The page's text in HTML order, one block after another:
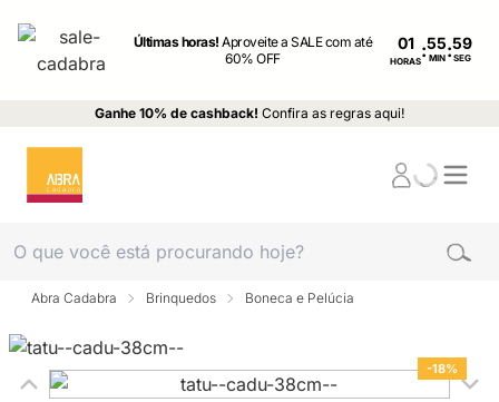
Últimas horas!Aproveite a SALE com até
60% OFF
01
HORAS: MIN : SEG
Ganhe 10% de cashback! Confira as regras aqui!
Abra Cadabra Brinquedos Boneca e Pelúcia
-18%